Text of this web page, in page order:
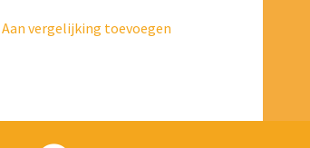
Aan vergelijking toevoegen